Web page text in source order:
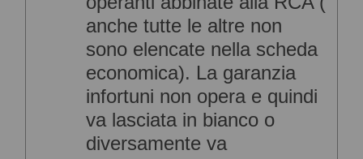
anche tutte le altre non
sono elencate nella scheda
economica). La garanzia
infortuni non opera e quindi
va lasciata in bianco o
diversamente va